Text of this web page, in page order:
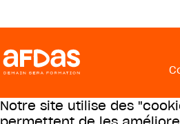
Notre site utilise des